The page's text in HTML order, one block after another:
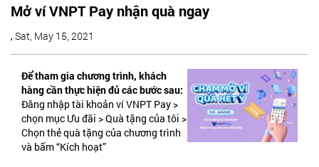
Mở ví VNPT Pay nhận quà ngay
,Sat, May 15, 2021
Để tham gia chương trình, khách
hàng cần thực hiện đủ các bước sau:
Đăng nhập tài khoản ví VNPT Pay >
chọn mục Ưu đãi > Quà tặng của tôi >
Chọn thẻ quà tặng của chương trình
và bấm “Kích hoạt”